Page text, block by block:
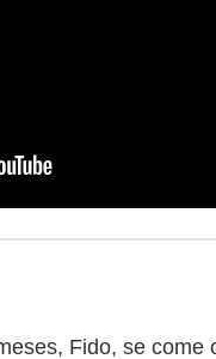
Fido, se